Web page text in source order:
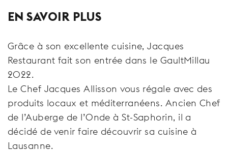
EN SAVOIR PLUS
Grâce à son excellente cuisine, Jacques
Restaurant fait son entrée dans le GaultMillau
2022.
Le Chef Jacques Allisson vous régale avec des
produits locaux et méditerranéens. Ancien Chef
de l’Auberge de l’Onde à St-Saphorin, il a
décidé de venir faire découvrir sa cuisine à
Lausanne.